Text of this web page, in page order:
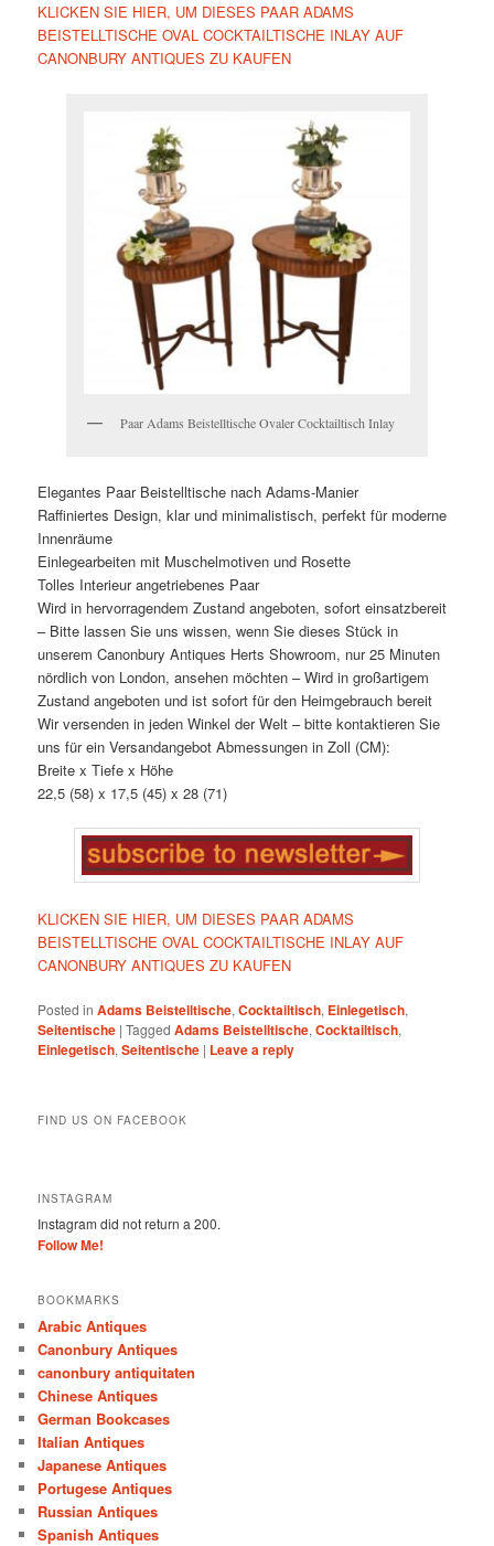
KLICKEN SIE HIER, UM DIESES PAAR ADAMS
BEISTELLTISCHE OVAL COCKTAILTISCHE INLAY AUF
CANONBURY ANTIQUES ZU KAUFEN
Paar Adams Beistelltische Ovaler Cocktailtisch Inlay
Elegantes Paar Beistelltische nach Adams-Manier
Raffiniertes Design, klar und minimalistisch, perfekt für moderne
Innenräume
Einlegearbeiten mit Muschelmotiven und Rosette
Tolles Interieur angetriebenes Paar
Wird in hervorragendem Zustand angeboten, sofort einsatzbereit
– Bitte lassen Sie uns wissen, wenn Sie dieses Stück in
unserem Canonbury Antiques Herts Showroom, nur 25 Minuten
nördlich von London, ansehen möchten – Wird in großartigem
Zustand angeboten und ist sofort für den Heimgebrauch bereit
Wir versenden in jeden Winkel der Welt – bitte kontaktieren Sie
uns für ein Versandangebot Abmessungen in Zoll (CM):
Breite x Tiefe x Höhe
22,5 (58) x 17,5 (45) x 28 (71)
KLICKEN SIE HIER, UM DIESES PAAR ADAMS
BEISTELLTISCHE OVAL COCKTAILTISCHE INLAY AUF
CANONBURY ANTIQUES ZU KAUFEN
Posted in Adams Beistelltische,Cocktailtisch, Einlegetisch,
Seitentische |Tagged Adams Beistelltische,Cocktailtisch,
Einlegetisch,Seitentische | Leave a reply
FIND US ON FACEBOOK
INSTAGRAM
Instagram did not return a 200.
Follow Me!
BOOKMARKS
Arabic Antiques
Canonbury Antiques
canonbury antiquitaten
Chinese Antiques
German Bookcases
Italian Antiques
Japanese Antiques
Portugese Antiques
Russian Antiques
Spanish Antiques